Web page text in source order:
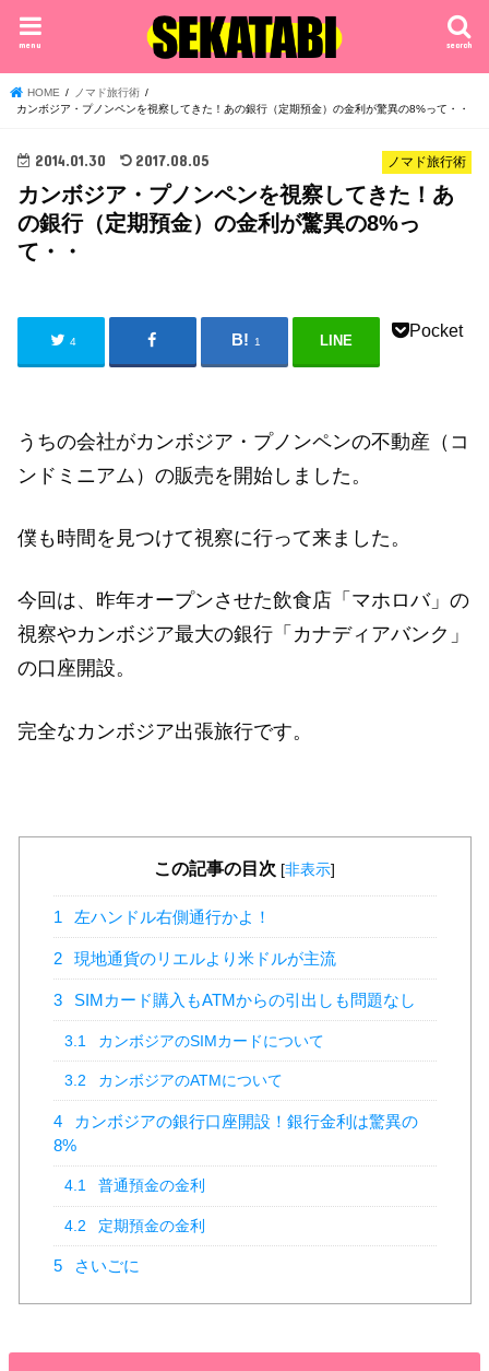
search
menu
HOME
ノマド旅行術
カンボジア・プノンペンを視察してきた！あの銀行（定期預金）の金利が驚異の8%って・・
ノマド旅行術
2014.01.30 2017.08.05
カンボジア・プノンペンを視察してきた！あ
の銀行（定期預金）の金利が驚異の8%っ
て・・
4 1 LINE
Pocket
うちの会社がカンボジア・プノンペンの不動産（コ
ンドミニアム）の販売を開始しました。
僕も時間を見つけて視察に行って来ました。
今回は、昨年オープンさせた飲食店「マホロバ」の
視察やカンボジア最大の銀行「カナディアバンク」
の口座開設。
完全なカンボジア出張旅行です。
この記事の目次 [非表示]
1 左ハンドル右側通行かよ！
2 現地通貨のリエルより米ドルが主流
3 SIMカード購入もATMからの引出しも問題なし
3.1 カンボジアのSIMカードについて
3.2 カンボジアのATMについて
4
カンボジアの銀行口座開設！銀行金利は驚異の
8%
4.1 普通預金の金利
4.2 定期預金の金利
5 さいごに